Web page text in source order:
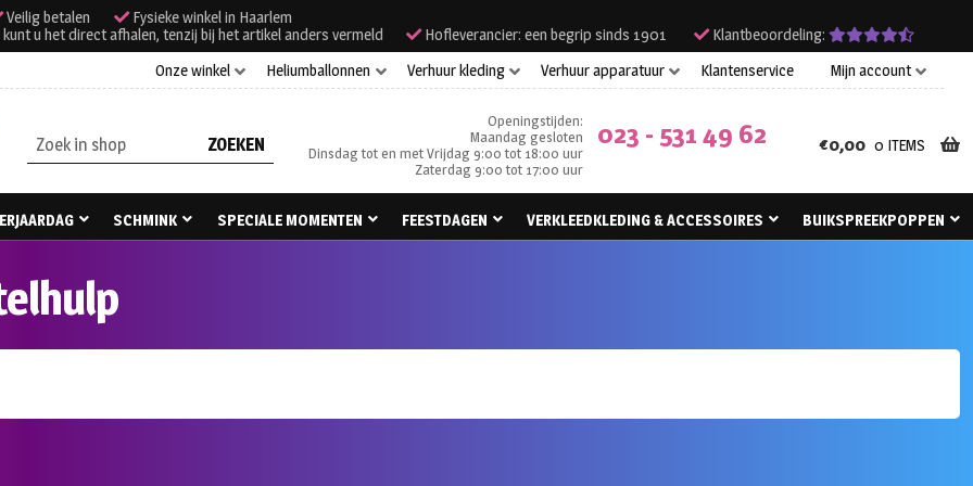
Veilig betalen
Fysieke winkel in Haarlem
u het direct afhalen, tenzij bij het artikel anders vermeld
Hofleverancier: een begrip sinds 1901
Klantbeoordeling:
Onze winkel
Heliumballonnen Verhuur kleding Verhuur apparatuur Klantenservice Mijn account
Zoeken
naar:
Openingstijden:
Maandag gesloten
Dinsdag tot en met Vrijdag 9:00 tot 18:00 uur
Zaterdag 9:00 tot 17:00 uur
023 - 531 49 62 €0,00 0 ITEMS
SCHMINK SPECIALE MOMENTEN FEESTDAGEN VERKLEEDKLEDING & ACCESSOIRES
BUIKSPREEKPOPPEN